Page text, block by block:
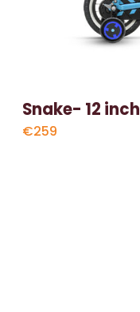
Snake- 12 inch
€259